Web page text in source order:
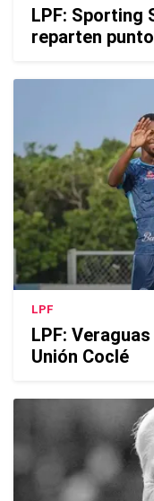
LPF: Sporting
reparten
LPF
LPF:
Unión Coclé